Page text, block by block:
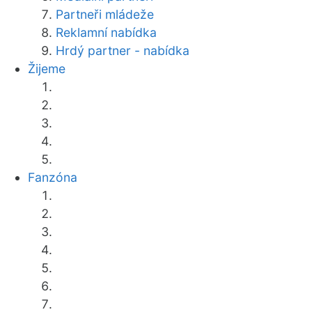
Partneři mládeže
Reklamní nabídka
Hrdý partner - nabídka
Žijeme
Fanzóna